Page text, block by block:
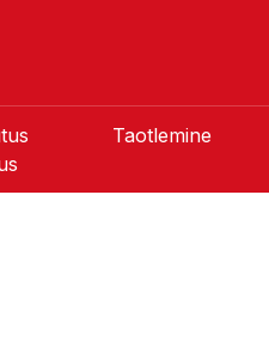
Taotlemine